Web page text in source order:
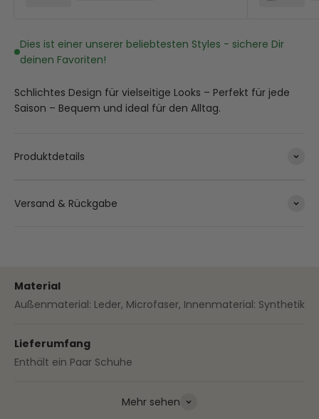
Dies ist einer unserer beliebtesten Styles - sichere Dir
deinen Favoriten!
Schlichtes Design für vielseitige Looks – Perfekt für jede
Saison – Bequem und ideal für den Alltag.
Produktdetails
Versand & Rückgabe
Material
Außenmaterial: Leder, Microfaser, Innenmaterial: Synthetik
Lieferumfang
Enthält ein Paar Schuhe
Mehr sehen